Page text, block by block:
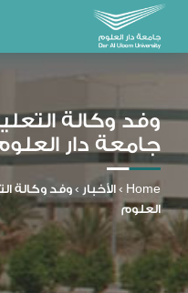
نظام إدارة التعلم
MYLMS
نظام معلومات
إدارة الموارد البشرية
وفد وكالة
جامعة دار
Home
› الأخبار › وفد وكالة
العلوم